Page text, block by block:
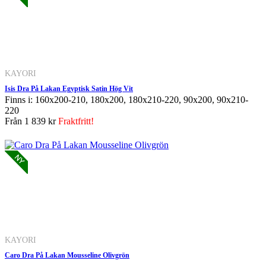
KAYORI
Isis Dra På Lakan Egyptisk Satin Hög Vit
Finns i: 160x200-210, 180x200, 180x210-220, 90x200, 90x210-
220
Från 1 839 krFraktfritt!
KAYORI
Caro Dra På Lakan Mousseline Olivgrön